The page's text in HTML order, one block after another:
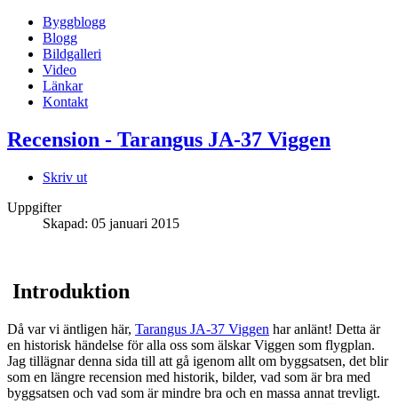
Byggblogg
Blogg
Bildgalleri
Video
Länkar
Kontakt
Recension - Tarangus JA-37 Viggen
Skriv ut
Uppgifter
Skapad: 05 januari 2015
Introduktion
Då var vi äntligen här, Tarangus JA-37 Viggen har anlänt! Detta är
en historisk händelse för alla oss som älskar Viggen som flygplan.
Jag tillägnar denna sida till att gå igenom allt om byggsatsen, det blir
som en längre recension med historik, bilder, vad som är bra med
byggsatsen och vad som är mindre bra och en massa annat trevligt.